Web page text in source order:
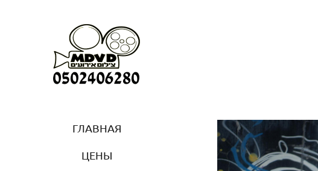
ГЛАВНАЯ
ЦЕНЫ